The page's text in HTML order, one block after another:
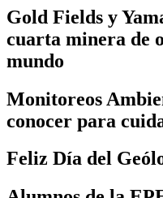
Gold Fields y
cuarta minera de
mundo
Monitoreos
conocer para
Feliz Día del